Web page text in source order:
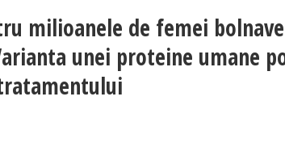
milioanele de femei
unei proteine umane